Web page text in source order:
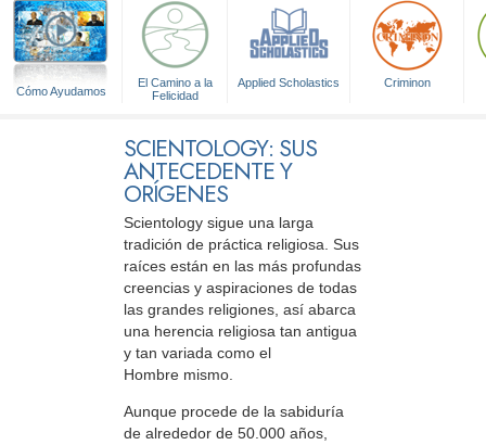
Cómo Ayudamos
El Camino a la
Felicidad
Applied Scholastics Criminon
SCIENTOLOGY: SUS
ANTECEDENTE Y
ORÍGENES
Scientology sigue una larga
tradición de práctica religiosa. Sus
raíces están en las más profundas
creencias y aspiraciones de todas
las grandes religiones, así abarca
una herencia religiosa tan antigua
y tan variada como el
Hombre mismo.
Aunque procede de la sabiduría
de alrededor de 50.000 años,